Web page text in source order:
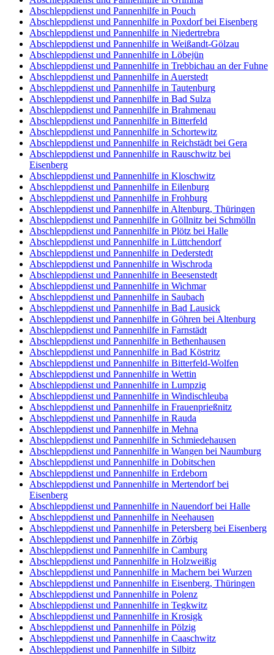
Abschleppdienst und Pannenhilfe in Pouch
Abschleppdienst und Pannenhilfe in Poxdorf bei Eisenberg
Abschleppdienst und Pannenhilfe in Niedertrebra
Abschleppdienst und Pannenhilfe in Weißandt-Gölzau
Abschleppdienst und Pannenhilfe in Löbejün
Abschleppdienst und Pannenhilfe in Trebbichau an der Fuhne
Abschleppdienst und Pannenhilfe in Auerstedt
Abschleppdienst und Pannenhilfe in Tautenburg
Abschleppdienst und Pannenhilfe in Bad Sulza
Abschleppdienst und Pannenhilfe in Brahmenau
Abschleppdienst und Pannenhilfe in Bitterfeld
Abschleppdienst und Pannenhilfe in Schortewitz
Abschleppdienst und Pannenhilfe in Reichstädt bei Gera
Abschleppdienst und Pannenhilfe in Rauschwitz bei
Eisenberg
Abschleppdienst und Pannenhilfe in Kloschwitz
Abschleppdienst und Pannenhilfe in Eilenburg
Abschleppdienst und Pannenhilfe in Frohburg
Abschleppdienst und Pannenhilfe in Altenburg, Thüringen
Abschleppdienst und Pannenhilfe in Göllnitz bei Schmölln
Abschleppdienst und Pannenhilfe in Plötz bei Halle
Abschleppdienst und Pannenhilfe in Lüttchendorf
Abschleppdienst und Pannenhilfe in Dederstedt
Abschleppdienst und Pannenhilfe in Wischroda
Abschleppdienst und Pannenhilfe in Beesenstedt
Abschleppdienst und Pannenhilfe in Wichmar
Abschleppdienst und Pannenhilfe in Saubach
Abschleppdienst und Pannenhilfe in Bad Lausick
Abschleppdienst und Pannenhilfe in Göhren bei Altenburg
Abschleppdienst und Pannenhilfe in Farnstädt
Abschleppdienst und Pannenhilfe in Bethenhausen
Abschleppdienst und Pannenhilfe in Bad Köstritz
Abschleppdienst und Pannenhilfe in Bitterfeld-Wolfen
Abschleppdienst und Pannenhilfe in Wettin
Abschleppdienst und Pannenhilfe in Lumpzig
Abschleppdienst und Pannenhilfe in Windischleuba
Abschleppdienst und Pannenhilfe in Frauenprießnitz
Abschleppdienst und Pannenhilfe in Rauda
Abschleppdienst und Pannenhilfe in Mehna
Abschleppdienst und Pannenhilfe in Schmiedehausen
Abschleppdienst und Pannenhilfe in Wangen bei Naumburg
Abschleppdienst und Pannenhilfe in Dobitschen
Abschleppdienst und Pannenhilfe in Erdeborn
Abschleppdienst und Pannenhilfe in Mertendorf bei
Eisenberg
Abschleppdienst und Pannenhilfe in Nauendorf bei Halle
Abschleppdienst und Pannenhilfe in Neehausen
Abschleppdienst und Pannenhilfe in Petersberg bei Eisenberg
Abschleppdienst und Pannenhilfe in Zörbig
Abschleppdienst und Pannenhilfe in Camburg
Abschleppdienst und Pannenhilfe in Holzweißig
Abschleppdienst und Pannenhilfe in Machern bei Wurzen
Abschleppdienst und Pannenhilfe in Eisenberg, Thüringen
Abschleppdienst und Pannenhilfe in Polenz
Abschleppdienst und Pannenhilfe in Tegkwitz
Abschleppdienst und Pannenhilfe in Krosigk
Abschleppdienst und Pannenhilfe in Pölzig
Abschleppdienst und Pannenhilfe in Caaschwitz
Abschleppdienst und Pannenhilfe in Silbitz